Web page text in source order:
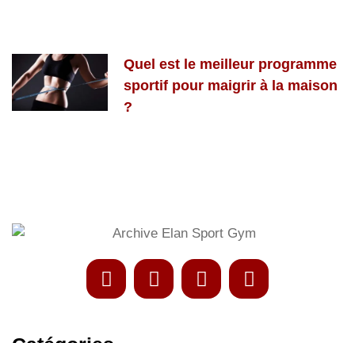
Quel est le meilleur programme
sportif pour maigrir à la maison
?